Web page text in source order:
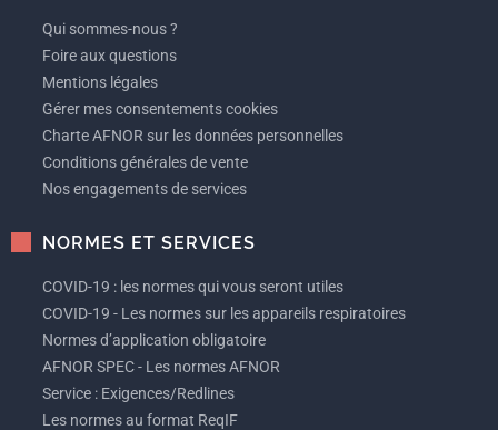
Qui sommes-nous ?
Foire aux questions
Mentions légales
Gérer mes consentements cookies
Charte AFNOR sur les données personnelles
Conditions générales de vente
Nos engagements de services
NORMES ET SERVICES
COVID-19 : les normes qui vous seront utiles
COVID-19 - Les normes sur les appareils respiratoires
Normes d’application obligatoire
AFNOR SPEC - Les normes AFNOR
Service : Exigences/Redlines
Les normes au format ReqIF